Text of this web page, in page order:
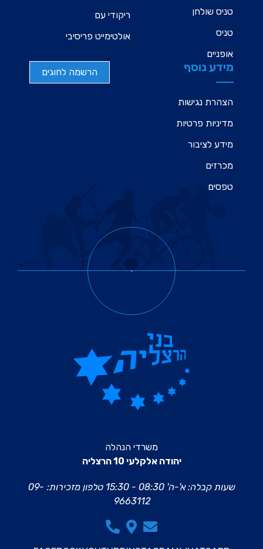
טניס שולחן
טניס
אופניים
ריקודי עם
אולטימייט פריסיבי
מידע נוסף
הצהרת נגישות
מדיניות פרטיות
מידע לציבור
מכרזים
טפסים
הרשמה לחוגים
משרדי הנהלה
יהודה אלקלעי 10 הרצליה
שעות קבלה: א'-ה' 08:30 - 15:30 טלפון מזכירות: 09-
9663112